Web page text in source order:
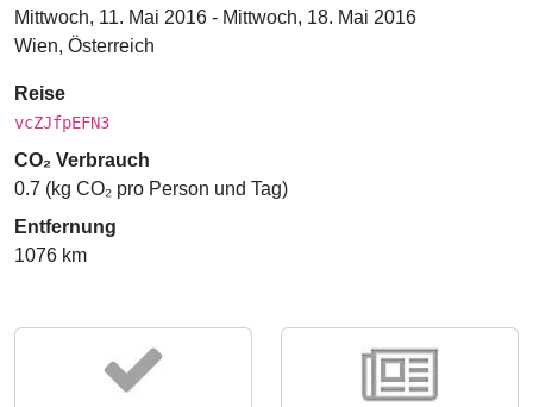
Mittwoch, 11. Mai 2016 - Mittwoch, 18. Mai 2016
Wien, Österreich
Reise
vcZJfpEFN3
CO₂ Verbrauch
0.7 (kg CO₂ pro Person und Tag)
Entfernung
1076 km